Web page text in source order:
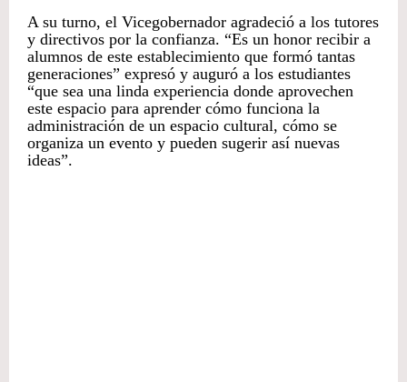
A su turno, el Vicegobernador agradeció a los tutores
y directivos por la confianza. “Es un honor recibir a
alumnos de este establecimiento que formó tantas
generaciones” expresó y auguró a los estudiantes
“que sea una linda experiencia donde aprovechen
este espacio para aprender cómo funciona la
administración de un espacio cultural, cómo se
organiza un evento y pueden sugerir así nuevas
ideas”.